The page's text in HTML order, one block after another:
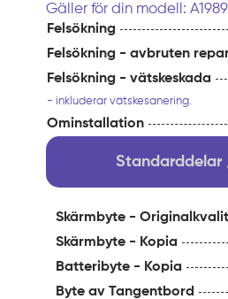
Gäller för din modell: A1989
Felsökning
Felsökning - avbruten
Felsökning - vätskeskada
- inkluderar vätskesanering.
Ominstallation
Standarddelar
Skärmbyte -
Skärmbyte - Kopia
Batteribyte - Kopia
Byte av Tangentbord